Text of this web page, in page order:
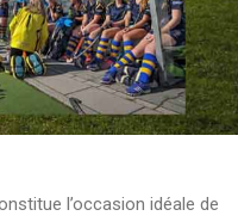
l’occasion idéale de